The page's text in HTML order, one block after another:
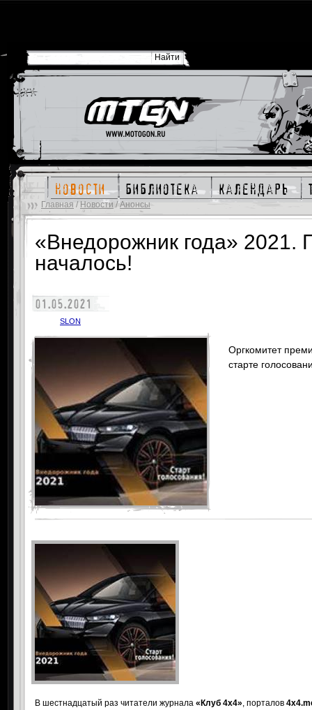
новости библиотека календарь
Главная / Новости /Анонсы
«Внедорожник года» 2021.
началось!
01.05.2021
SLON
Оргкомитет
старте
В шестнадцатый раз читатели журнала «Клуб 4х4», порталов 4х4.